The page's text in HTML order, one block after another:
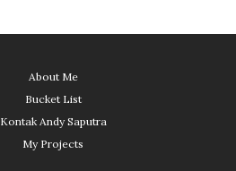
About Me
Bucket List
Kontak Andy Saputra
My Projects